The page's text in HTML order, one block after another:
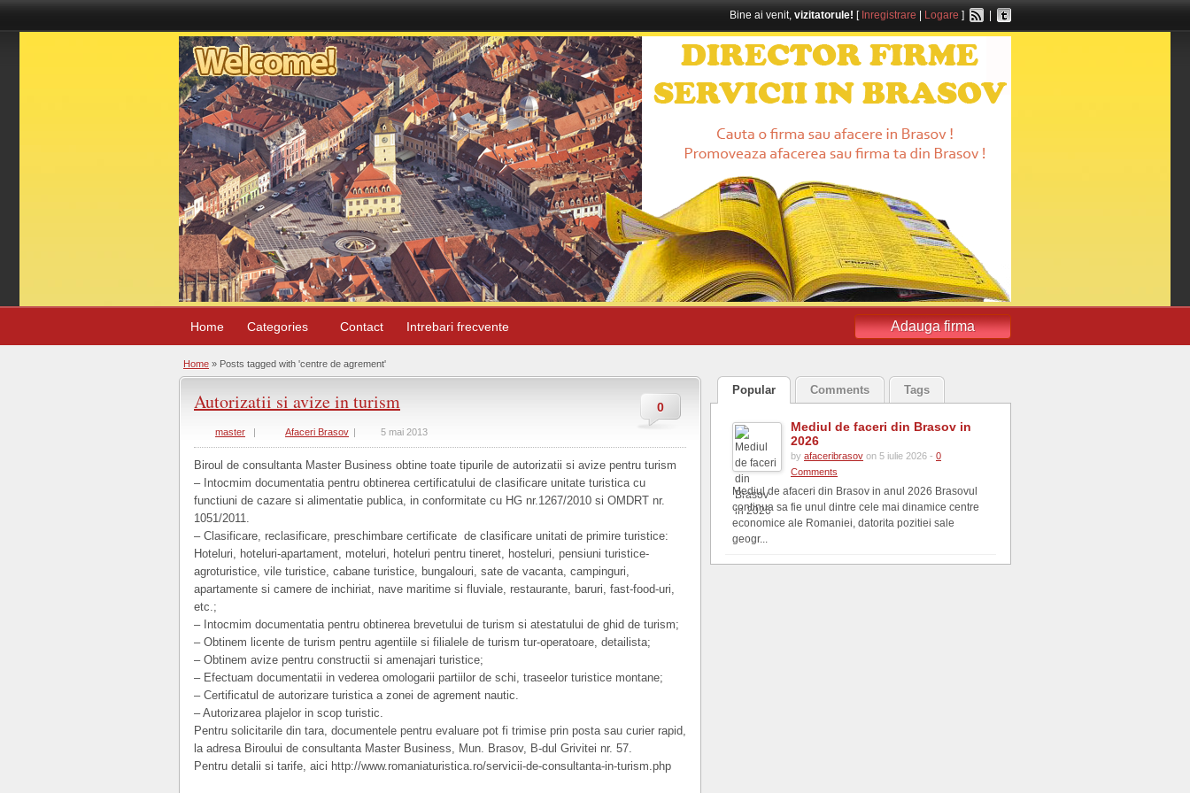
Bine ai venit, vizitatorule! [ Inregistrare Logare ]
Adauga firma
Home Categories Contact Intrebari frecvente
Home » Posts tagged with 'centre de agrement'
0
Autorizatii si avize in turism
master | Afaceri Brasov | 5 mai 2013
Biroul de consultanta Master Business obtine toate tipurile de autorizatii si avize pentru turism
– Intocmim documentatia pentru obtinerea certificatului de clasificare unitate turistica cu
functiuni de cazare si alimentatie publica, in conformitate cu HG nr.1267/2010 si OMDRT nr.
1051/2011.
– Clasificare, reclasificare, preschimbare certificate de clasificare unitati de primire turistice:
Hoteluri, hoteluri-apartament, moteluri, hoteluri pentru tineret, hosteluri, pensiuni turistice-
agroturistice, vile turistice, cabane turistice, bungalouri, sate de vacanta, campinguri,
apartamente si camere de inchiriat, nave maritime si fluviale, restaurante, baruri, fast-food-uri,
etc.;
– Intocmim documentatia pentru obtinerea brevetului de turism si atestatului de ghid de turism;
– Obtinem licente de turism pentru agentiile si filialele de turism tur-operatoare, detailista;
– Obtinem avize pentru constructii si amenajari turistice;
– Efectuam documentatii in vederea omologarii partiilor de schi, traseelor turistice montane;
– Certificatul de autorizare turistica a zonei de agrement nautic.
– Autorizarea plajelor in scop turistic.
Pentru solicitarile din tara, documentele pentru evaluare pot fi trimise prin posta sau curier rapid,
la adresa Biroului de consultanta Master Business, Mun. Brasov, B-dul Grivitei nr. 57.
Pentru detalii si tarife, aici http://www.romaniaturistica.ro/servicii-de-consultanta-in-turism.php
Popular Comments Tags
Mediul de faceri din Brasov in
2026
by afaceribrasov on 5 iulie 2026 - 0
Comments
Mediul de afaceri din Brasov in anul 2026 Brasovul
continua sa fie unul dintre cele mai dinamice centre
economice ale Romaniei, datorita pozitiei sale
geogr...